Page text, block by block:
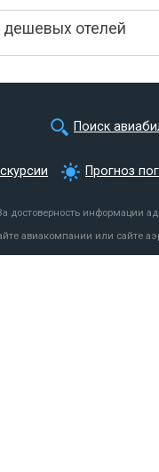
дешевых отелей
Поиск
Прогноз
достоверность информации
авиакомпании или сайте